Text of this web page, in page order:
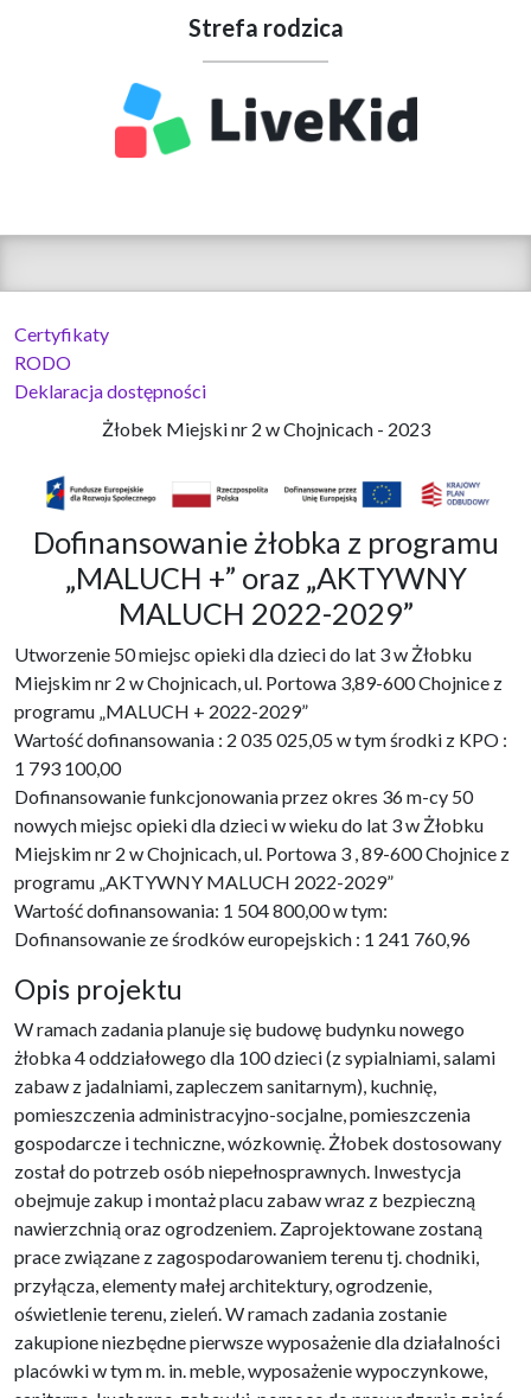
Strefa rodzica
Certyfikaty
RODO
Deklaracja dostępności
Żłobek Miejski nr 2 w Chojnicach - 2023
Dofinansowanie żłobka z programu
„MALUCH +” oraz „AKTYWNY
MALUCH 2022-2029”
Utworzenie 50 miejsc opieki dla dzieci do lat 3 w Żłobku
Miejskim nr 2 w Chojnicach, ul. Portowa 3,89-600 Chojnice z
programu „MALUCH + 2022-2029”
Wartość dofinansowania : 2 035 025,05 w tym środki z KPO :
1 793 100,00
Dofinansowanie funkcjonowania przez okres 36 m-cy 50
nowych miejsc opieki dla dzieci w wieku do lat 3 w Żłobku
Miejskim nr 2 w Chojnicach, ul. Portowa 3 , 89-600 Chojnice z
programu „AKTYWNY MALUCH 2022-2029”
Wartość dofinansowania: 1 504 800,00 w tym:
Dofinansowanie ze środków europejskich : 1 241 760,96
Opis projektu
W ramach zadania planuje się budowę budynku nowego
żłobka 4 oddziałowego dla 100 dzieci (z sypialniami, salami
zabaw z jadalniami, zapleczem sanitarnym), kuchnię,
pomieszczenia administracyjno-socjalne, pomieszczenia
gospodarcze i techniczne, wózkownię. Żłobek dostosowany
został do potrzeb osób niepełnosprawnych. Inwestycja
obejmuje zakup i montaż placu zabaw wraz z bezpieczną
nawierzchnią oraz ogrodzeniem. Zaprojektowane zostaną
prace związane z zagospodarowaniem terenu tj. chodniki,
przyłącza, elementy małej architektury, ogrodzenie,
oświetlenie terenu, zieleń. W ramach zadania zostanie
zakupione niezbędne pierwsze wyposażenie dla działalności
placówki w tym m. in. meble, wyposażenie wypoczynkowe,